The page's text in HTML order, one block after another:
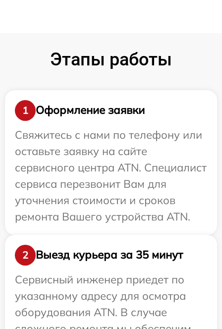
Этапы работы
1
Оформление заявки
Свяжитесь с нами по телефону или
оставьте заявку на сайте
сервисного центра ATN. Специалист
сервиса перезвонит Вам для
уточнения стоимости и сроков
ремонта Вашего устройства ATN.
2
Выезд курьера за 35 минут
Сервисный инженер приедет по
указанному адресу для осмотра
оборудования ATN. В случае